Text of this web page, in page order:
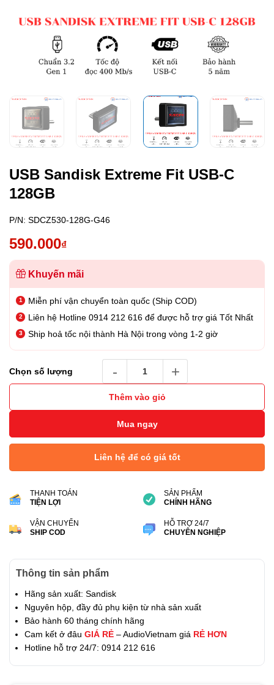
USB Sandisk Extreme Fit USB-C
128GB
P/N: SDCZ530-128G-G46
590.000₫
Khuyến mãi
Miễn phí vận chuyển toàn quốc (Ship COD)
Liên hệ Hotline 0914 212 616 để được hỗ trợ giá Tốt Nhất
Ship hoả tốc nội thành Hà Nội trong vòng 1-2 giờ
Chọn số lượng
Thêm vào giỏ
Mua ngay
Liên hệ để có giá tốt
THANH TOÁN
TIỆN LỢI
SẢN PHẨM
CHÍNH HÃNG
VẬN CHUYỂN
SHIP COD
HỖ TRỢ 24/7
CHUYÊN NGHIỆP
Thông tin sản phẩm
Hãng sản xuất: Sandisk
Nguyên hộp, đầy đủ phụ kiện từ nhà sản xuất
Bảo hành 60 tháng chính hãng
Cam kết ở đâu GIÁ RẺ – AudioVietnam giá RẺ HƠN
Hotline hỗ trợ 24/7: 0914 212 616